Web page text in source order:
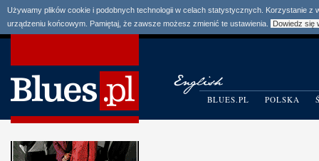
Używamy plików cookie i podobnych technologii w celach statystycznych. Korzystanie
urządzeniu końcowym. Pamiętaj, że zawsze możesz zmienić te ustawienia.
Dowiedz się
BLUES.PL POLSKA